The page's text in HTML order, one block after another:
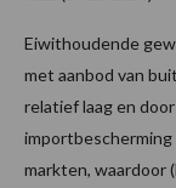
Eiwithoudende
met aanbod van
relatief laag en
importbescherming
markten, waardoor